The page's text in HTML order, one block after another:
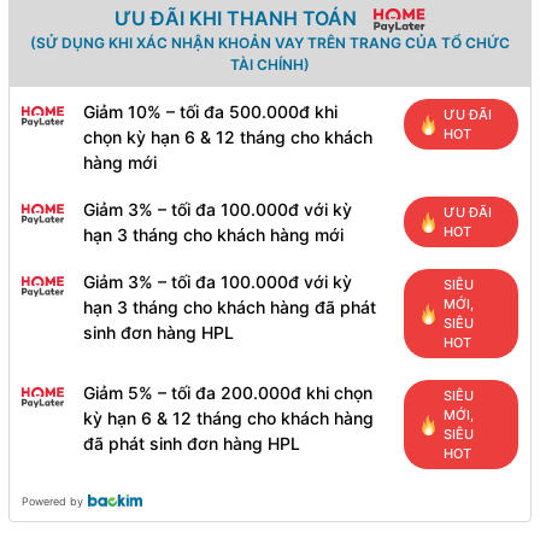
ƯU ĐÃI KHI THANH TOÁN
(SỬ DỤNG KHI XÁC NHẬN KHOẢN VAY TRÊN TRANG CỦA TỔ CHỨC
TÀI CHÍNH)
Giảm 10% – tối đa 500.000đ khi
chọn kỳ hạn 6 & 12 tháng cho khách
hàng mới
ƯU ĐÃI
HOT
Giảm 3% – tối đa 100.000đ với kỳ
hạn 3 tháng cho khách hàng mới
ƯU ĐÃI
HOT
Giảm 3% – tối đa 100.000đ với kỳ
hạn 3 tháng cho khách hàng đã phát
sinh đơn hàng HPL
SIÊU
MỚI,
SIÊU
HOT
Giảm 5% – tối đa 200.000đ khi chọn
kỳ hạn 6 & 12 tháng cho khách hàng
đã phát sinh đơn hàng HPL
SIÊU
MỚI,
SIÊU
HOT
Powered by